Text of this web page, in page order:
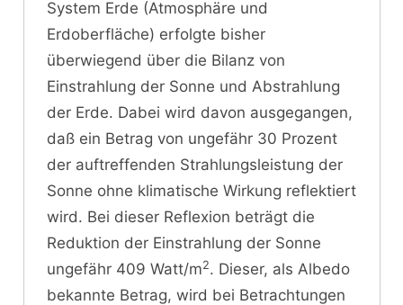
System Erde (Atmosphäre und
Erdoberfläche) erfolgte bisher
überwiegend über die Bilanz von
Einstrahlung der Sonne und Abstrahlung
der Erde. Dabei wird davon ausgegangen,
daß ein Betrag von ungefähr 30 Prozent
der auftreffenden Strahlungsleistung der
Sonne ohne klimatische Wirkung reflektiert
wird. Bei dieser Reflexion beträgt die
Reduktion der Einstrahlung der Sonne
ungefähr 409 Watt/m2. Dieser, als Albedo
bekannte Betrag, wird bei Betrachtungen